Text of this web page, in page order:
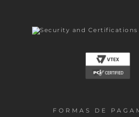
FORMAS DE